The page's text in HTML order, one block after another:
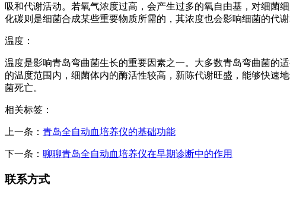
吸和代谢活动。若氧气浓度过高，会产生过多的氧自由基，对细菌
化碳则是细菌合成某些重要物质所需的，其浓度也会影响细菌的代谢
温度：
温度是影响青岛弯曲菌生长的重要因素之一。大多数青岛弯曲菌
的温度范围内，细菌体内的酶活性较高，新陈代谢旺盛，能够快速
菌死亡。
相关标签：
上一条： 青岛全自动血培养仪的基础功能
下一条： 聊聊青岛全自动血培养仪在早期诊断中的作用
联系方式